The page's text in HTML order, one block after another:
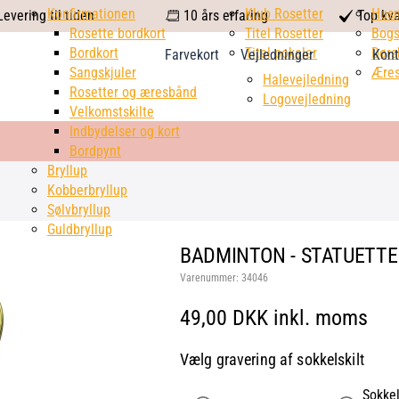
til tiden calendar
10 års erfaring
check
mark
Top
Farvekort
Vejledninger
Halevejledning
Logovejledning
Konfirmationen
Rosette bordkort
Bordkort
Sangskjuler
Rosetter og æresbånd
Velkomstskilte
Indbydelser og kort
Bordpynt
Bryllup
Kobberbryllup
Sølvbryllup
Guldbryllup
Klub Rosetter
Titel Rosetter
Titel pokaler
BADMINTON -
Varenummer: 34046
49,00 DKK inkl. moms
Vælg gravering af sokkelskilt